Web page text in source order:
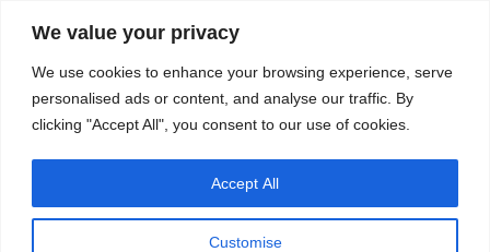
We value your privacy
We use cookies to enhance your browsing experience, serve
personalised ads or content, and analyse our traffic. By
clicking "Accept All", you consent to our use of cookies.
Customise
Accept All
स्रोत
मेनू